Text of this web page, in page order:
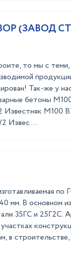
(ЗАВОД
то мы с
Так-же у
бетоны
М100
Извес ...
по
мм. В основном
35ГС и 25Г2С.
в